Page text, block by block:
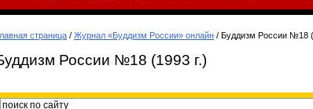
страница / Журнал «Буддизм России» онлайн / Буддизм России №18
России №18 (1993 г.)